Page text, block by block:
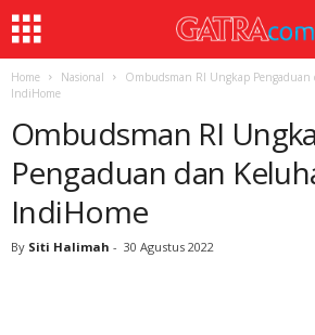
Home Nasional
Ombudsman RI Ungkap
IndiHome
Ombudsman RI
Pengaduan dan
IndiHome
By Siti Halimah - 30 Agustus 2022